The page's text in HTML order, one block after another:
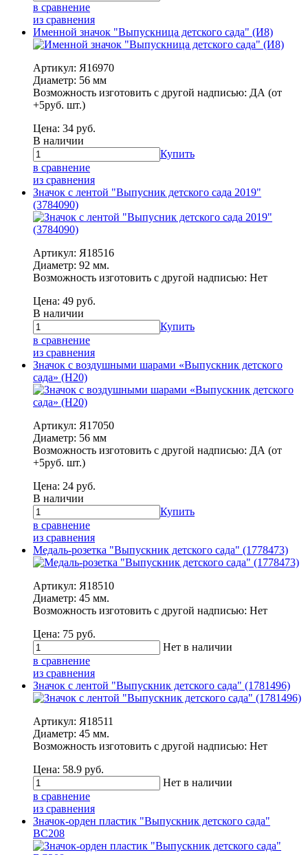
в сравнение
из сравнения
Именной значок "Выпускница детского сада" (И8)
Артикул: Я16970
Диаметр: 56 мм
Возможность изготовить с другой надписью: ДА (от
+5руб. шт.)
Цена: 34 руб.
В наличии
Купить
в сравнение
из сравнения
Значок с лентой "Выпусник детского сада 2019"
(3784090)
Артикул: Я18516
Диаметр: 92 мм.
Возможность изготовить с другой надписью: Нет
Цена: 49 руб.
В наличии
Купить
в сравнение
из сравнения
Значок с воздушными шарами «Выпускник детского
сада» (Н20)
Артикул: Я17050
Диаметр: 56 мм
Возможность изготовить с другой надписью: ДА (от
+5руб. шт.)
Цена: 24 руб.
В наличии
Купить
в сравнение
из сравнения
Медаль-розетка "Выпускник детского сада" (1778473)
Артикул: Я18510
Диаметр: 45 мм.
Возможность изготовить с другой надписью: Нет
Цена: 75 руб.
Нет в наличии
в сравнение
из сравнения
Значок с лентой "Выпускник детского сада" (1781496)
Артикул: Я18511
Диаметр: 45 мм.
Возможность изготовить с другой надписью: Нет
Цена: 58.9 руб.
Нет в наличии
в сравнение
из сравнения
Значок-орден пластик "Выпускник детского сада"
ВС208